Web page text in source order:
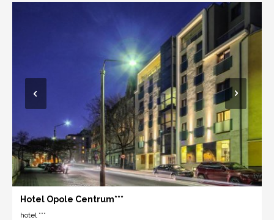
Hotel Opole Centrum***
hotel ***